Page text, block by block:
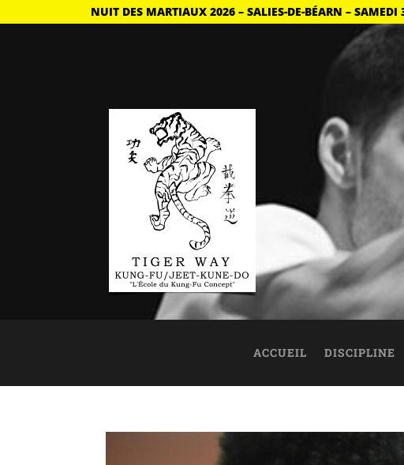
NUIT DES MARTIAUX 2026 – SALIES-DE-BÉARN – SAMEDI
ACCUEIL DISCIPLINE